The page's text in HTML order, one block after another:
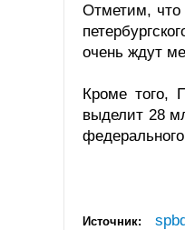
Отметим, что
очень ждут
Кроме того,
выделит 28
Источник: